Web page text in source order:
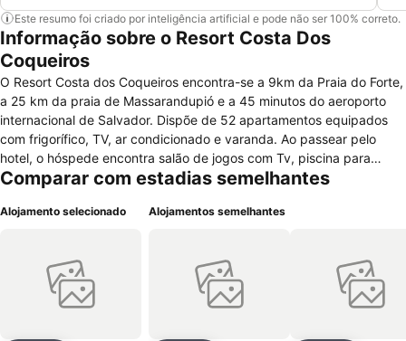
Este resumo foi criado por inteligência artificial e pode não ser 100% correto.
Informação sobre o Resort Costa Dos
Coqueiros
O Resort Costa dos Coqueiros encontra-se a 9km da Praia do Forte,
a 25 km da praia de Massarandupió e a 45 minutos do aeroporto
internacional de Salvador. Dispõe de 52 apartamentos equipados
com frigorífico, TV, ar condicionado e varanda. Ao passear pelo
hotel, o hóspede encontra salão de jogos com Tv, piscina para
adultos e piscina infantil, parque infantil, bar, restaurante e sala de
público e apresenta culinária contemporânea e regional, à base de
Comparar com estadias semelhantes
Alojamento selecionado Alojamentos semelhantes